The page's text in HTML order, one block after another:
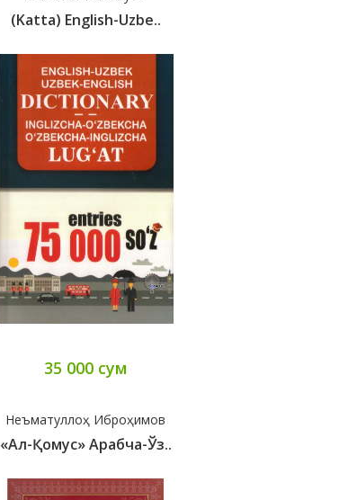
(Katta) English-Uzbe..
35 000 сум
Неъматуллоҳ Иброҳимов
«Ал-Қомус» Арабча-Ўз..